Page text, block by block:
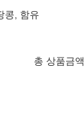
콩, 함유
총 상품금액